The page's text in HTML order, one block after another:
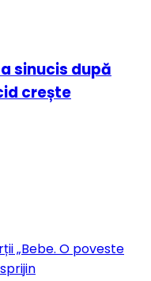
sinucis după
crește
„Bebe. O poveste